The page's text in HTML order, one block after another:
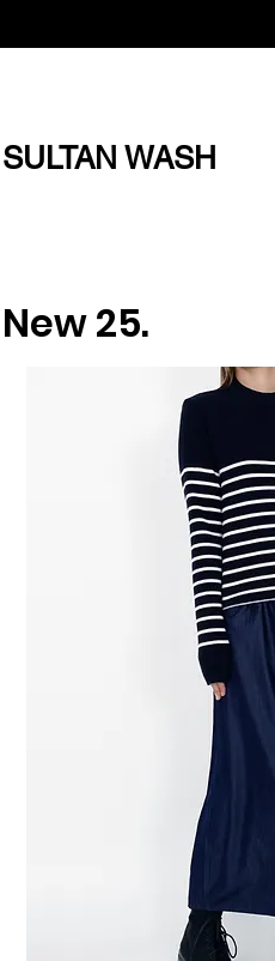
SULTAN WASH
New 25.